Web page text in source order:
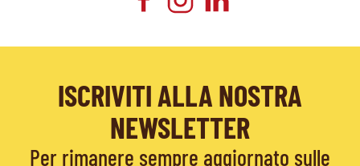
ISCRIVITI ALLA NOSTRA
NEWSLETTER
Per rimanere sempre aggiornato sulle